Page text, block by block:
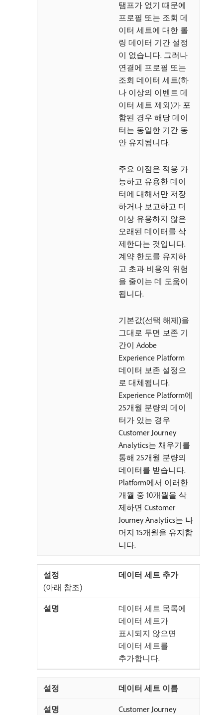
탬프가 없기 때문에
프로필 또는 조회 데
이터 세트에 대한 롤
링 데이터 기간 설정
이 없습니다. 그러나
연결에 프로필 또는
조회 데이터 세트(하
나 이상의 이벤트 데
이터 세트 제외)가 포
함된 경우 해당 데이
터는 동일한 기간 동
안 유지됩니다.
주요 이점은 적용 가
능하고 유용한 데이
터에 대해서만 저장
하거나 보고하고 더
이상 유용하지 않은
오래된 데이터를 삭
제한다는 것입니다.
계약 한도를 유지하
고 초과 비용의 위험
을 줄이는 데 도움이
됩니다.
기본값(선택 해제)을
그대로 두면 보존 기
간이 Adobe
Experience Platform
데이터 보존 설정으
로 대체됩니다.
Experience Platform에
25개월 분량의 데이
터가 있는 경우
Customer Journey
Analytics는 채우기를
통해 25개월 분량의
데이터를 받습니다.
Platform에서 이러한
개월 중 10개월을 삭
제하면 Customer
Journey Analytics는 나
머지 15개월을 유지합
니다.
데이터 세트 추가
(아래 참조)
데이터 세트 목록에
데이터 세트가
표시되지 않으면
데이터 세트를
추가합니다.
데이터 세트 이름
Customer Journey